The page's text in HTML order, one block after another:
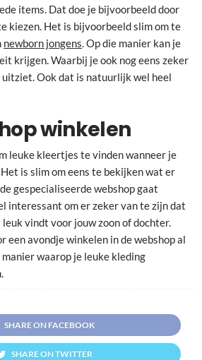
items. Dat doe je bijvoorbeeld door
kiezen. Het is bijvoorbeeld slim om te
newborn jongens. Op die manier kan je
krijgen. Waarbij je ook nog eens zeker
uitziet. Ook dat is natuurlijk wel heel
winkelen
leuke kleertjes te vinden wanneer je
is slim om eens te bekijken wat er
gespecialiseerde webshop gaat
interessant om er zeker van te zijn dat
vindt voor jouw zoon of dochter.
een avondje winkelen in de webshop al
waarop je leuke kleding
SHARE ON FACEBOOK
SHARE ON TWITTER